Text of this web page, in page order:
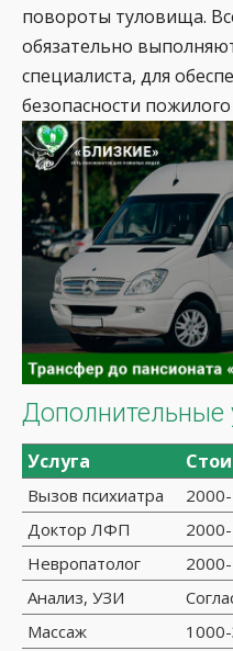
повороты туловища.
обязательно
специалиста, для
безопасности
Дополнительные
Услуга
Вызов психиатра
Доктор ЛФП
Невропатолог
Анализ, УЗИ
Массаж